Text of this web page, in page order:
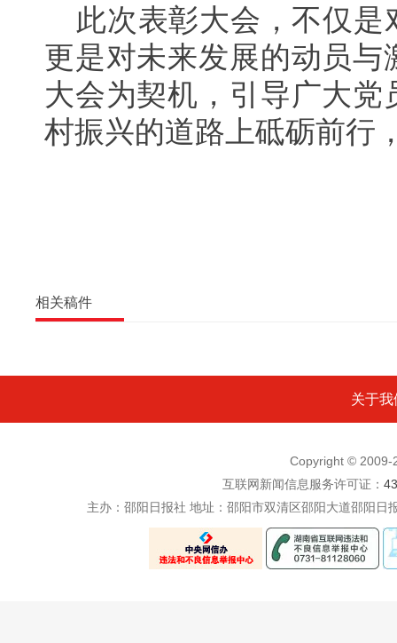
此次表彰大会，不仅
更是对未来发展的动员
大会为契机，引导广大
村振兴的道路上砥砺前行
相关稿件
关于我
Copyright © 2009-
互联网新闻信息服务许可证：
主办：邵阳日报社 地址：邵阳市双清区邵阳大道邵阳